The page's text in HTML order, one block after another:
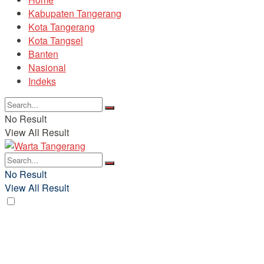
Kabupaten Tangerang
Kota Tangerang
Kota Tangsel
Banten
Nasional
Indeks
No Result
View All Result
No Result
View All Result